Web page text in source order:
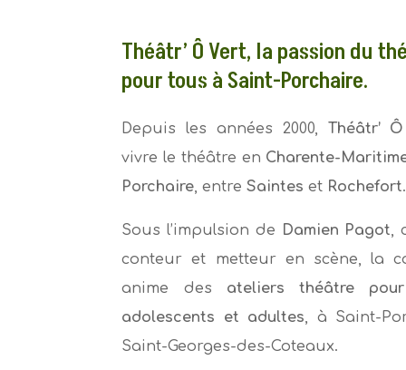
Théâtr’ Ô Vert, la passion du
pour tous à Saint-Porchaire.
Depuis les années 2000, Théâtr’
vivre le théâtre en Charente-
Porchaire, entreSaintes et Rochefort.
Sous l’impulsion de Damien Pagot,
conteur et metteur en scène, la
anime des ateliers théâtre
adolescents et adultes, à Saint-
Saint-Georges-des-Coteaux.